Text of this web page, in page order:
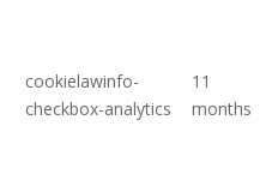
cookielawinfo-
checkbox-analytics
11
months